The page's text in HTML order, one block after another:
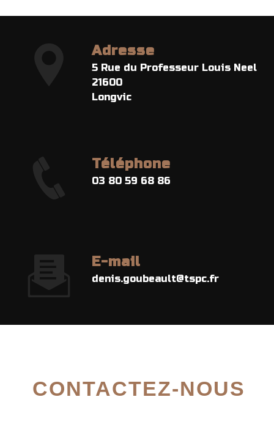
Adresse
5 Rue du Professeur Louis Neel
21600
Longvic
Téléphone
03 80 59 68 86
E-mail
denis.goubeault@tspc.fr
CONTACTEZ-NOUS